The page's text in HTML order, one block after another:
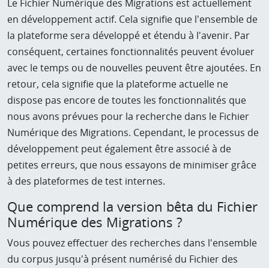
Le Fichier Numérique des Migrations est actuellement
en développement actif. Cela signifie que l'ensemble de
la plateforme sera développé et étendu à l'avenir. Par
conséquent, certaines fonctionnalités peuvent évoluer
avec le temps ou de nouvelles peuvent être ajoutées. En
retour, cela signifie que la plateforme actuelle ne
dispose pas encore de toutes les fonctionnalités que
nous avons prévues pour la recherche dans le Fichier
Numérique des Migrations. Cependant, le processus de
développement peut également être associé à de
petites erreurs, que nous essayons de minimiser grâce
à des plateformes de test internes.
Que comprend la version bêta du Fichier
Numérique des Migrations ?
Vous pouvez effectuer des recherches dans l'ensemble
du corpus jusqu'à présent numérisé du Fichier des